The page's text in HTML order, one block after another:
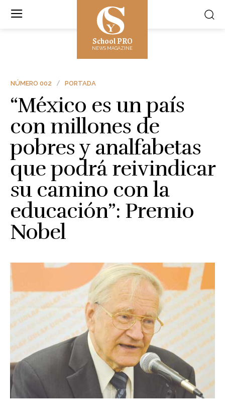
School PRO
NEWS MAGAZINE
NÚMERO 002 PORTADA
“México es un país
con millones de
pobres y analfabetas
que podrá reivindicar
su camino con la
educación”: Premio
Nobel